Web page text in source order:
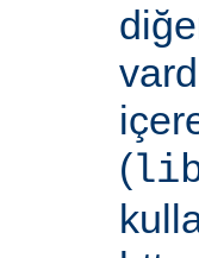
(